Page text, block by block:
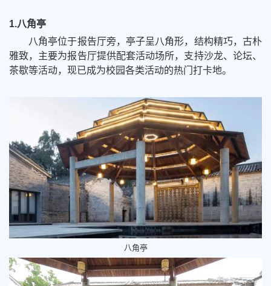
1.八角亭
八角亭位于报告厅旁，亭子呈八角形，结构精巧，古朴
雅致，主要为报告厅提供配套活动场所，支持沙龙、论坛、
茶歇等活动，现已成为校园各类活动的热门打卡地。
八角亭